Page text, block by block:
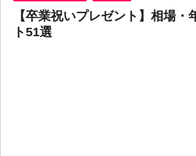
【卒業祝いプレゼント】相場・
ト51選